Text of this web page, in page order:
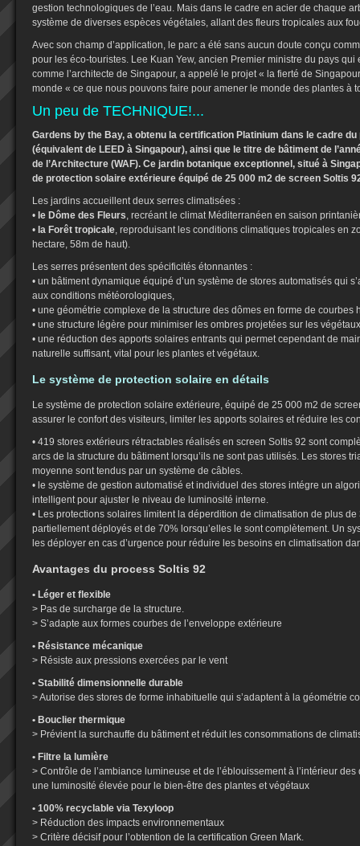
gestion technologiques de l’eau. Mais dans le cadre en acier de chaque
système de diverses espèces végétales, allant des fleurs tropicales aux
Avec son champ d’application, le parc a été sans aucun doute conçu
pour les éco-touristes. Lee Kuan Yew, ancien Premier ministre du pays
comme l’architecte de Singapour, a appelé le projet « la fierté de
monde « ce que nous pouvons faire pour amener le monde des plantes à
Un peu de TECHNIQUE!...
Gardens by the Bay, a obtenu la certification Platinium dans le cadre
(équivalent de LEED à Singapour), ainsi que le titre de bâtiment de
de l’Architecture (WAF). Ce jardin botanique exceptionnel, situé à
de protection solaire extérieure équipé de 25 000 m2 de screen Soltis
Les jardins accueillent deux serres climatisées :
• le Dôme des Fleurs, recréant le climat Méditerranéen en saison
• la Forêt tropicale, reproduisant les conditions climatiques tropicales en
hectare, 58m de haut).
Les serres présentent des spécificités étonnantes :
• un bâtiment dynamique équipé d’un système de stores automatisés qui
aux conditions météorologiques,
• une géométrie complexe de la structure des dômes en forme de courbes
• une structure légère pour minimiser les ombres projetées sur les
• une réduction des apports solaires entrants qui permet cependant de
naturelle suffisant, vital pour les plantes et végétaux.
Le système de protection solaire en détails
Le système de protection solaire extérieure, équipé de 25 000 m2 de
assurer le confort des visiteurs, limiter les apports solaires et réduire les
• 419 stores extérieurs rétractables réalisés en screen Soltis 92 sont
arcs de la structure du bâtiment lorsqu’ils ne sont pas utilisés. Les stores
moyenne sont tendus par un système de câbles.
• le système de gestion automatisé et individuel des stores intégre un
intelligent pour ajuster le niveau de luminosité interne.
• Les protections solaires limitent la déperdition de climatisation de plus de
partiellement déployés et de 70% lorsqu’elles le sont complètement. Un
les déployer en cas d’urgence pour réduire les besoins en climatisation
Avantages du process Soltis 92
• Léger et flexible
> Pas de surcharge de la structure.
> S’adapte aux formes courbes de l’enveloppe extérieure
• Résistance mécanique
> Résiste aux pressions exercées par le vent
• Stabilité dimensionnelle durable
> Autorise des stores de forme inhabituelle qui s’adaptent à la géométrie
• Bouclier thermique
> Prévient la surchauffe du bâtiment et réduit les consommations de
• Filtre la lumière
> Contrôle de l’ambiance lumineuse et de l’éblouissement à l’intérieur
une luminosité élevée pour le bien-être des plantes et végétaux
• 100% recyclable via Texyloop
> Réduction des impacts environnementaux
> Critère décisif pour l’obtention de la certification Green Mark.